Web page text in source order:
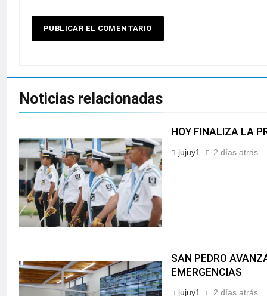
Noticias relacionadas
HOY FINALIZA LA
jujuy1 2 días atrás
SAN PEDRO
EMERGENCIAS
jujuy1 2 días atrás